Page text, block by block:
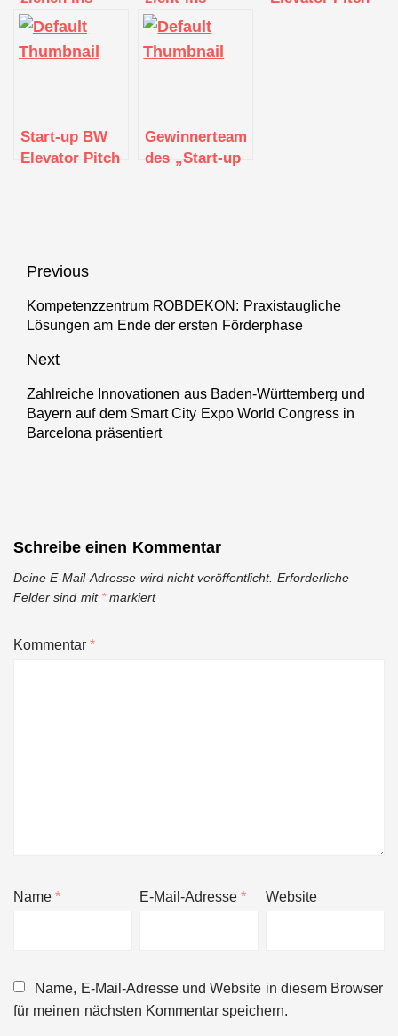
Landesfinale
des „Start-up
BW Elevator
Finale des
Gründungswettbewerbs
„Start-up BW
Start-up BW
Elevator Pitch
Gewinnerteam
des „Start-up
Beitragsnavigation
Previous
Previous
post:
Kompetenzzentrum ROBDEKON: Praxistaugliche
Lösungen am Ende der ersten Förderphase
Next
Next
post:
Zahlreiche Innovationen aus Baden-Württemberg und
Bayern auf dem Smart City Expo World Congress in
Barcelona präsentiert
Schreibe einen Kommentar
Deine E-Mail-Adresse wird nicht veröffentlicht. Erforderliche
Felder sind mit *markiert
Kommentar*
Name* E-Mail-Adresse* Website
Name, E-Mail-Adresse und Website in diesem Browser
für meinen nächsten Kommentar speichern.